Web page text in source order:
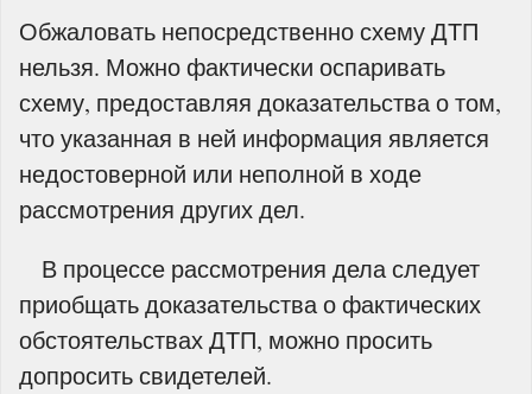
Обжаловать непосредственно схему ДТП
нельзя. Можно фактически оспаривать
схему, предоставляя доказательства о том,
что указанная в ней информация является
недостоверной или неполной в ходе
рассмотрения других дел.
В процессе рассмотрения дела следует
приобщать доказательства о фактических
обстоятельствах ДТП, можно просить
допросить свидетелей.